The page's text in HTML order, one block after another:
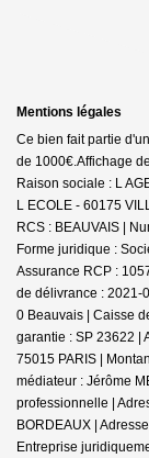
Mentions légales
Ce bien fait partie
de 1000€. Affichage
Raison sociale : L
L ECOLE - 60175
RCS : BEAUVAIS |
Forme juridique :
Assurance RCP :
de délivrance : 2021-
0 Beauvais | Caisse
garantie : SP 23622 |
75015 PARIS |
médiateur : Jérôme
professionnelle |
BORDEAUX |
Entreprise